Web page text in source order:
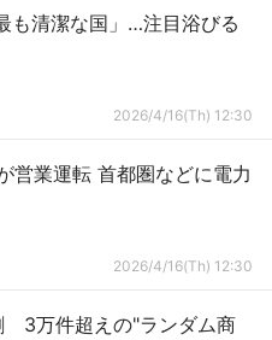
も清潔な国」…注目浴びる
2026/4/16(Th) 12:30
営業運転 首都圏などに電力
2026/4/16(Th) 12:30
3万件超えの"ランダム商